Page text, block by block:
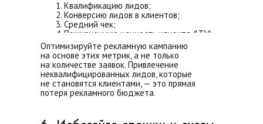
Квалификацию лидов;
Конверсию лидов в клиентов;
Средний чек;
Пожизненную ценность клиента (LTV).
Оптимизируйте рекламную кампанию
на основе этих метрик, а не только
на количестве заявок. Привлечение
неквалифицированных лидов, которые
не становятся клиентами, — это прямая
потеря рекламного бюджета.